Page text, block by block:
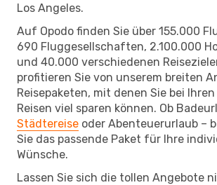
Los Angeles.
Auf Opodo finden Sie über 155.000
690 Fluggesellschaften, 2.100.000
und 40.000 verschiedenen
profitieren Sie von unserem breiten
Reisepaketen, mit denen Sie bei
Reisen viel sparen können. Ob
Städtereise oder Abenteuerurlaub –
Sie das passende Paket für Ihre
Wünsche.
Lassen Sie sich die tollen Angebote